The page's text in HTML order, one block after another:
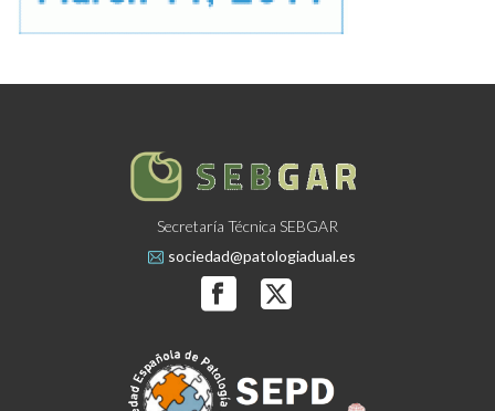
Secretaría Técnica SEBGAR
sociedad@patologiadual.es